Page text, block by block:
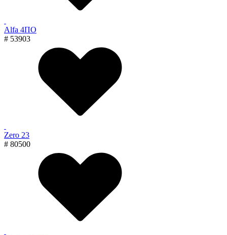
Alfa 4ПО
# 53903
Zero 23
# 80500